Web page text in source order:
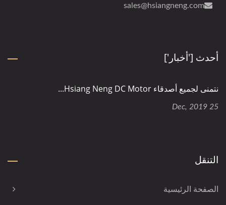
sales@hsiangneng.com
أحدث ['أخبار']
نتمنى لجميع أصدقاء Hsiang Neng DC Motor...
25 Dec, 2019
التنقل
الصفحة الرئيسية